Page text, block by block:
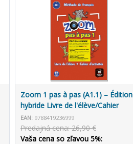
Zoom 1 pas à pas (A1.1) – Édition
hybride Livre de l'élève/Cahier
d'exercices + Espacevirtuel (12
mois)
EAN: 9788419236999
Predajná cena: 26,90 €
Vaša cena so zľavou 5%: